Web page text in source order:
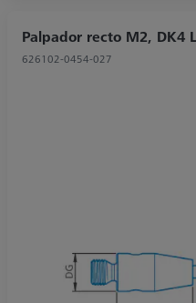
Palpador recto M2, DK4
626102-0454-027